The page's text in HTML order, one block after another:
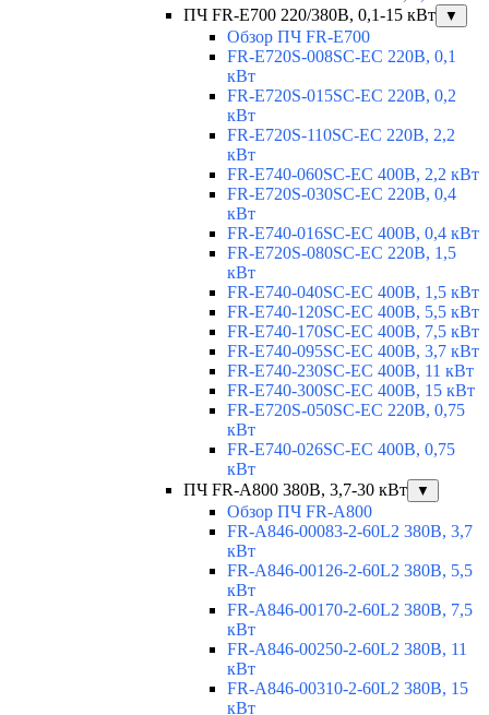
ПЧ FR-E700 220/380В, 0,1-15 кВт
▼
Обзор ПЧ FR-E700
FR-E720S-008SC-EC 220В, 0,1
кВт
FR-E720S-015SC-EC 220В, 0,2
кВт
FR-E720S-110SC-EC 220В, 2,2
кВт
FR-E740-060SC-EC 400В, 2,2 кВт
FR-E720S-030SC-EC 220В, 0,4
кВт
FR-E740-016SC-EC 400В, 0,4 кВт
FR-E720S-080SC-EC 220В, 1,5
кВт
FR-E740-040SC-EC 400В, 1,5 кВт
FR-E740-120SC-EC 400В, 5,5 кВт
FR-E740-170SC-EC 400В, 7,5 кВт
FR-E740-095SC-EC 400В, 3,7 кВт
FR-E740-230SC-EC 400В, 11 кВт
FR-E740-300SC-EC 400В, 15 кВт
FR-E720S-050SC-EC 220В, 0,75
кВт
FR-E740-026SC-EC 400В, 0,75
кВт
ПЧ FR-A800 380В, 3,7-30 кВт
▼
Обзор ПЧ FR-A800
FR-A846-00083-2-60L2 380В, 3,7
кВт
FR-A846-00126-2-60L2 380В, 5,5
кВт
FR-A846-00170-2-60L2 380В, 7,5
кВт
FR-A846-00250-2-60L2 380В, 11
кВт
FR-A846-00310-2-60L2 380В, 15
кВт